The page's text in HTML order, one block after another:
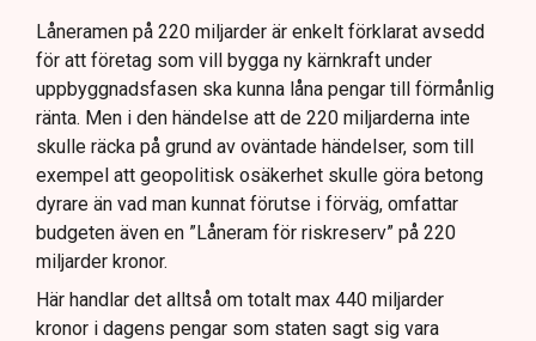
Låneramen på 220 miljarder är enkelt förklarat avsedd
för att företag som vill bygga ny kärnkraft under
uppbyggnadsfasen ska kunna låna pengar till förmånlig
ränta. Men i den händelse att de 220 miljarderna inte
skulle räcka på grund av oväntade händelser, som till
exempel att geopolitisk osäkerhet skulle göra betong
dyrare än vad man kunnat förutse i förväg, omfattar
budgeten även en ”Låneram för riskreserv” på 220
miljarder kronor.
Här handlar det alltså om totalt max 440 miljarder
kronor i dagens pengar som staten sagt sig vara